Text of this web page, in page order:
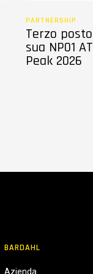
PARTNERSHIP
Terzo
sua NP01
Peak 2026
BARDAHL
Azienda